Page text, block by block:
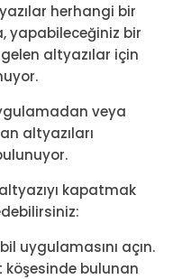
herhangi bir
yapabileceğiniz bir
altyazılar için
veya
altyazıları
kapatmak
uygulamasını açın.
köşesinde bulunan